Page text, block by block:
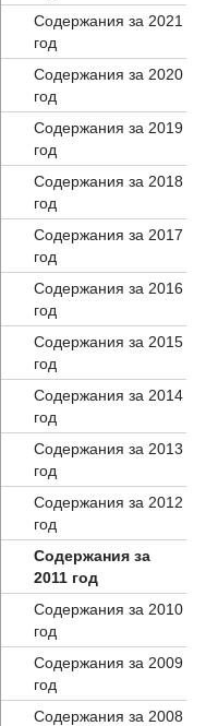
Содержания за 2021
год
Содержания за 2020
год
Содержания за 2019
год
Содержания за 2018
год
Содержания за 2017
год
Содержания за 2016
год
Содержания за 2015
год
Содержания за 2014
год
Содержания за 2013
год
Содержания за 2012
год
Содержания за
2011 год
Содержания за 2010
год
Содержания за 2009
год
Содержания за 2008